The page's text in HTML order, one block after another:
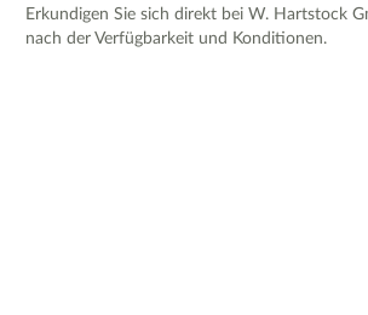
Erkundigen Sie sich direkt bei W. Hartstock
nach der Verfügbarkeit und Konditionen.